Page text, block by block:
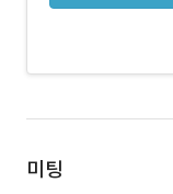
미팅